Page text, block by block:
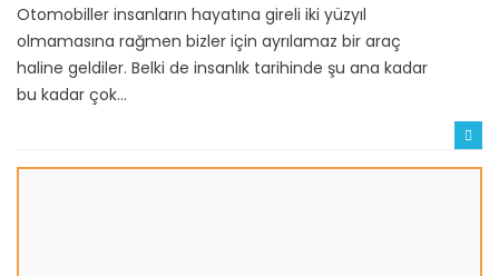
Otomobiller insanların hayatına gireli iki yüzyıl
olmamasına rağmen bizler için ayrılamaz bir araç
haline geldiler. Belki de insanlık tarihinde şu ana kadar
bu kadar çok...